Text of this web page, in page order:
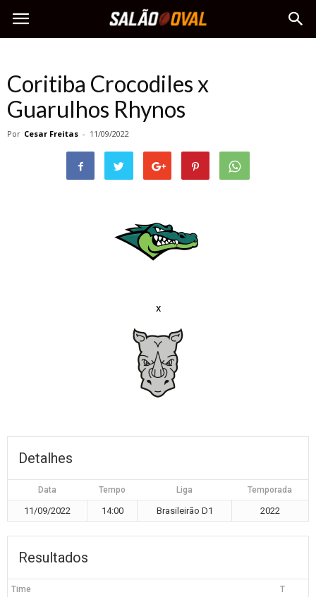
Coritiba Crocodiles x
Guarulhos Rhynos
Por Cesar Freitas - 11/09/2022
x
Detalhes
Data Tempo Liga Temporada
11/09/2022 14:00 Brasileirão D1 2022
Resultados
Time T